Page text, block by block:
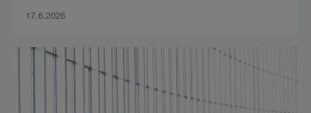
17.6.2026